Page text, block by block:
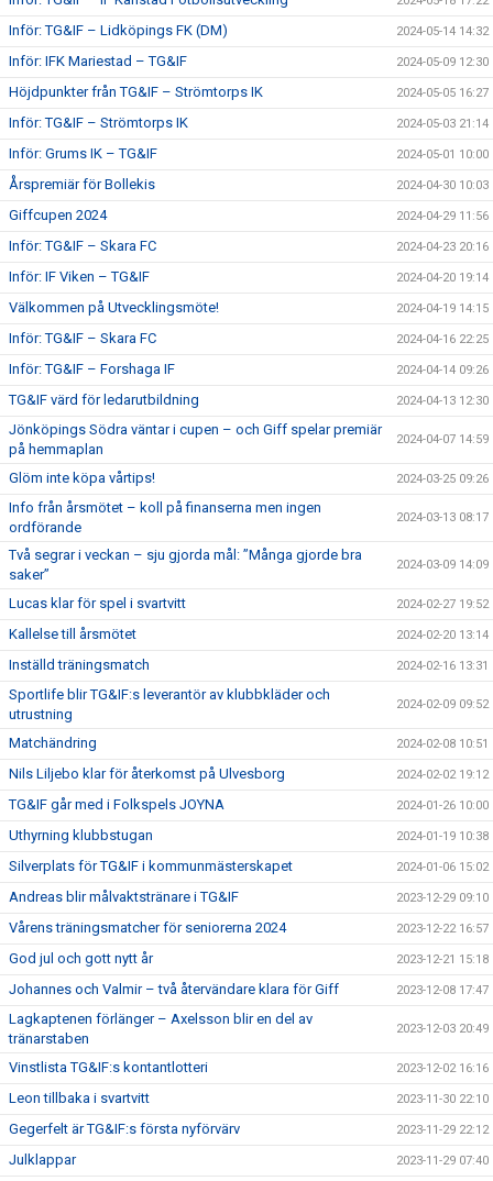
Inför: TG&IF – Lidköpings FK (DM) 2024-05-14 14:32
Inför: IFK Mariestad – TG&IF 2024-05-09 12:30
Höjdpunkter från TG&IF – Strömtorps IK 2024-05-05 16:27
Inför: TG&IF – Strömtorps IK 2024-05-03 21:14
Inför: Grums IK – TG&IF 2024-05-01 10:00
Årspremiär för Bollekis 2024-04-30 10:03
Giffcupen 2024 2024-04-29 11:56
Inför: TG&IF – Skara FC 2024-04-23 20:16
Inför: IF Viken – TG&IF 2024-04-20 19:14
Välkommen på Utvecklingsmöte! 2024-04-19 14:15
Inför: TG&IF – Skara FC 2024-04-16 22:25
Inför: TG&IF – Forshaga IF 2024-04-14 09:26
TG&IF värd för ledarutbildning 2024-04-13 12:30
Jönköpings Södra väntar i cupen – och Giff spelar premiär
på hemmaplan
2024-04-07 14:59
Glöm inte köpa vårtips! 2024-03-25 09:26
Info från årsmötet – koll på finanserna men ingen
ordförande
2024-03-13 08:17
Två segrar i veckan – sju gjorda mål: ”Många gjorde bra
saker”
2024-03-09 14:09
Lucas klar för spel i svartvitt 2024-02-27 19:52
Kallelse till årsmötet 2024-02-20 13:14
Inställd träningsmatch 2024-02-16 13:31
Sportlife blir TG&IF:s leverantör av klubbkläder och
utrustning
2024-02-09 09:52
Matchändring 2024-02-08 10:51
Nils Liljebo klar för återkomst på Ulvesborg 2024-02-02 19:12
TG&IF går med i Folkspels JOYNA 2024-01-26 10:00
Uthyrning klubbstugan 2024-01-19 10:38
Silverplats för TG&IF i kommunmästerskapet 2024-01-06 15:02
Andreas blir målvaktstränare i TG&IF 2023-12-29 09:10
Vårens träningsmatcher för seniorerna 2024 2023-12-22 16:57
God jul och gott nytt år 2023-12-21 15:18
Johannes och Valmir – två återvändare klara för Giff 2023-12-08 17:47
Lagkaptenen förlänger – Axelsson blir en del av
tränarstaben
2023-12-03 20:49
Vinstlista TG&IF:s kontantlotteri 2023-12-02 16:16
Leon tillbaka i svartvitt 2023-11-30 22:10
Gegerfelt är TG&IF:s första nyförvärv 2023-11-29 22:12
Julklappar 2023-11-29 07:40